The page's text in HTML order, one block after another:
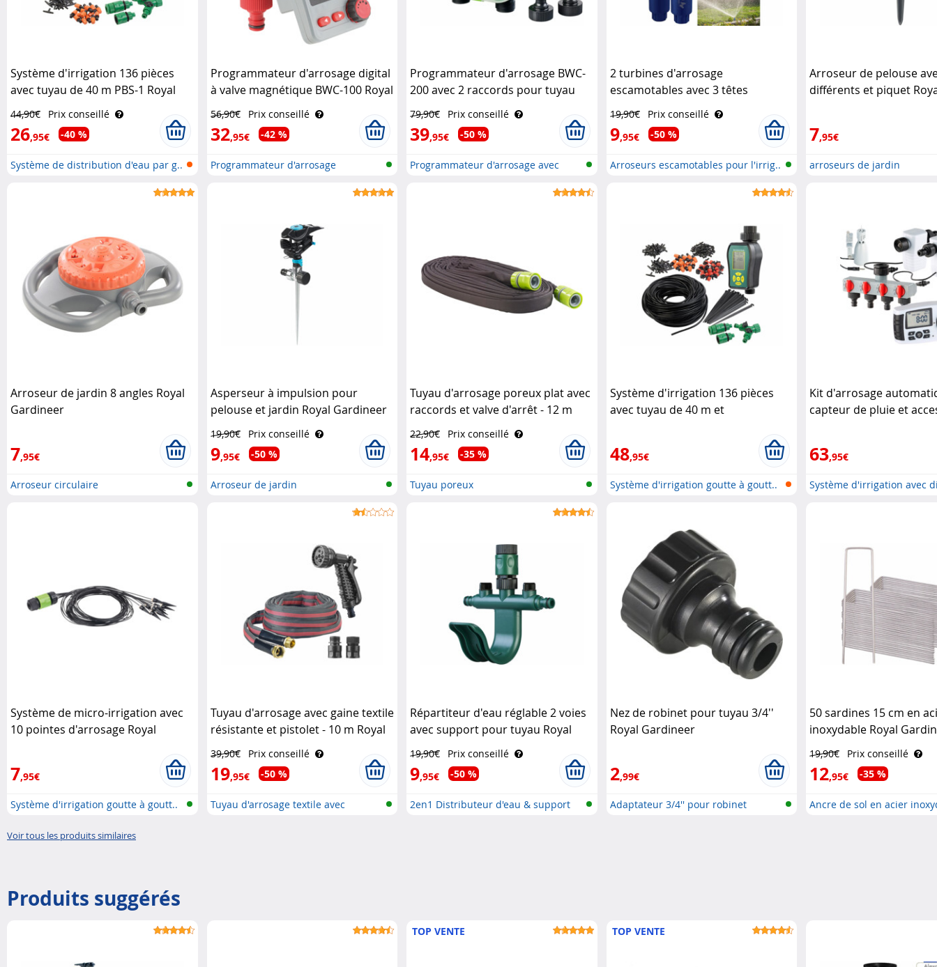
Système d'irrigation 136 pièces
avec tuyau de 40 m PBS-1 Royal
44,90€ Prix conseillé
26,95€ -40 %
Système de distribution d'eau par g..
Programmateur d'arrosage digital
à valve magnétique BWC-100 Royal
56,90€ Prix conseillé
32,95€ -42 %
Programmateur d'arrosage
Programmateur d'arrosage BWC-
200 avec 2 raccords pour tuyau
79,90€ Prix conseillé
39,95€ -50 %
Programmateur d'arrosage avec
2 turbines d'arrosage
escamotables avec 3 têtes
d'arrosage Royal Gardineer
19,90€ Prix conseillé
9,95€ -50 %
Arroseurs escamotables pour l'irrig..
Arroseur de pelouse
différents et piquet
7,95€
arroseurs de jardin
Arroseur de jardin 8 angles Royal
Gardineer
7,95€
Arroseur circulaire
Asperseur à impulsion pour
pelouse et jardin Royal Gardineer
19,90€ Prix conseillé
9,95€ -50 %
Arroseur de jardin
Tuyau d'arrosage poreux plat avec
raccords et valve d'arrêt - 12 m
22,90€ Prix conseillé
14,95€ -35 %
Tuyau poreux
Système d'irrigation 136 pièces
avec tuyau de 40 m et
48,95€
Système d'irrigation goutte à goutt..
Kit d'arrosage
capteur de pluie et
63,95€
Système d'irrigation avec
Système de micro-irrigation avec
10 pointes d'arrosage Royal
7,95€
Système d'irrigation goutte à goutt..
Tuyau d'arrosage avec gaine textile
résistante et pistolet - 10 m Royal
39,90€ Prix conseillé
19,95€ -50 %
Tuyau d'arrosage textile avec
Répartiteur d'eau réglable 2 voies
avec support pour tuyau Royal
19,90€ Prix conseillé
9,95€ -50 %
2en1 Distributeur d'eau & support
Nez de robinet pour tuyau 3/4''
Royal Gardineer
2,99€
Adaptateur 3/4'' pour robinet
50 sardines 15 cm en
inoxydable Royal
19,90€ Prix conseillé
12,95€ -35 %
Ancre de sol en acier
Voir tous les produits similaires
Produits suggérés
TOP VENTE TOP VENTE